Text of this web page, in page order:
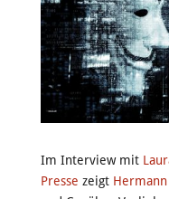
Im Interview mit
Presse zeigt Hermann